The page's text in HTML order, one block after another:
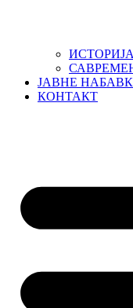
ЈАВНЕ
КОНТАКТ